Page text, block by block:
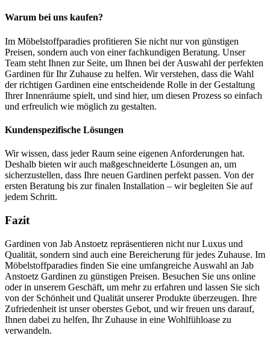
Warum bei uns kaufen?
Im Möbelstoffparadies profitieren Sie nicht nur von günstigen
Preisen, sondern auch von einer fachkundigen Beratung. Unser
Team steht Ihnen zur Seite, um Ihnen bei der Auswahl der perfekten
Gardinen für Ihr Zuhause zu helfen. Wir verstehen, dass die Wahl
der richtigen Gardinen eine entscheidende Rolle in der Gestaltung
Ihrer Innenräume spielt, und sind hier, um diesen Prozess so einfach
und erfreulich wie möglich zu gestalten.
Kundenspezifische Lösungen
Wir wissen, dass jeder Raum seine eigenen Anforderungen hat.
Deshalb bieten wir auch maßgeschneiderte Lösungen an, um
sicherzustellen, dass Ihre neuen Gardinen perfekt passen. Von der
ersten Beratung bis zur finalen Installation – wir begleiten Sie auf
jedem Schritt.
Fazit
Gardinen von Jab Anstoetz repräsentieren nicht nur Luxus und
Qualität, sondern sind auch eine Bereicherung für jedes Zuhause. Im
Möbelstoffparadies finden Sie eine umfangreiche Auswahl an Jab
Anstoetz Gardinen zu günstigen Preisen. Besuchen Sie uns online
oder in unserem Geschäft, um mehr zu erfahren und lassen Sie sich
von der Schönheit und Qualität unserer Produkte überzeugen. Ihre
Zufriedenheit ist unser oberstes Gebot, und wir freuen uns darauf,
Ihnen dabei zu helfen, Ihr Zuhause in eine Wohlfühloase zu
verwandeln.